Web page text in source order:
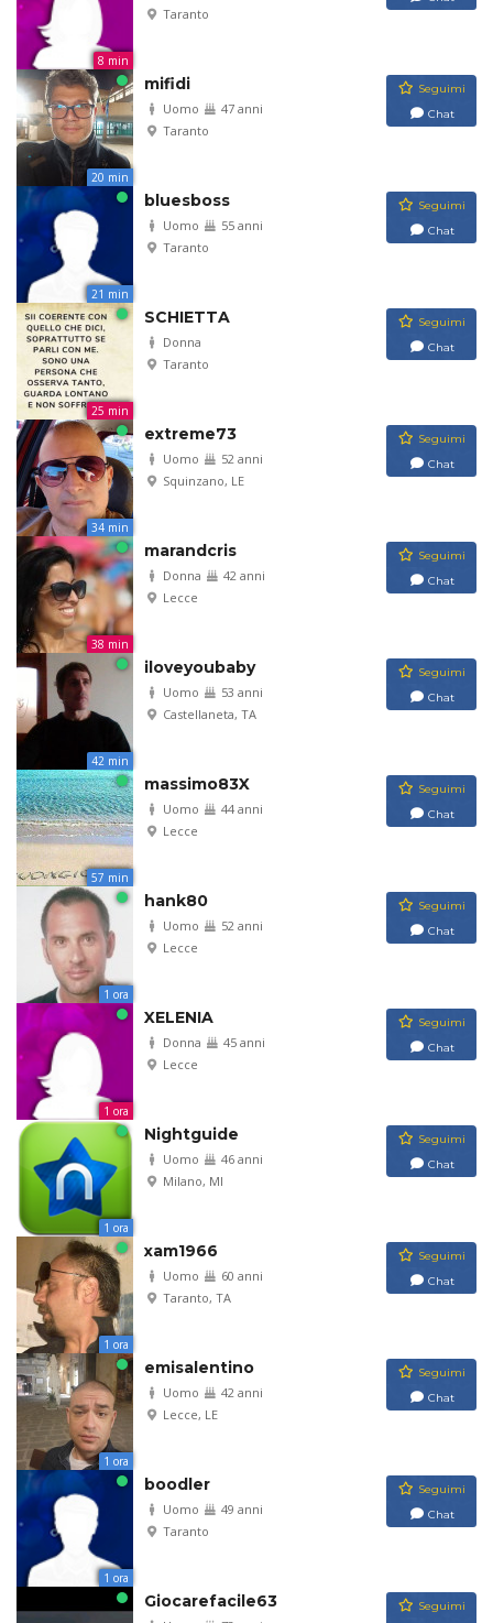
8 min
Taranto
20 min
mifidi
Uomo
47 anni
Taranto
Seguimi
Chat
21 min
bluesboss
Uomo
55 anni
Taranto
Seguimi
Chat
25 min
SCHIETTA
Donna
Taranto
Seguimi
Chat
34 min
extreme73
Uomo
52 anni
Squinzano, LE
Seguimi
Chat
38 min
marandcris
Donna
42 anni
Lecce
Seguimi
Chat
42 min
iloveyoubaby
Uomo
53 anni
Castellaneta, TA
Seguimi
Chat
57 min
massimo83X
Uomo
44 anni
Lecce
Seguimi
Chat
1 ora
hank80
Uomo
52 anni
Lecce
Seguimi
Chat
1 ora
XELENIA
Donna
45 anni
Lecce
Seguimi
Chat
1 ora
Nightguide
Uomo
46 anni
Milano, MI
Seguimi
Chat
1 ora
xam1966
Uomo
60 anni
Taranto, TA
Seguimi
Chat
1 ora
emisalentino
Uomo
42 anni
Lecce, LE
Seguimi
Chat
1 ora
boodler
Uomo
49 anni
Taranto
Seguimi
Chat
Giocarefacile63 Seguimi